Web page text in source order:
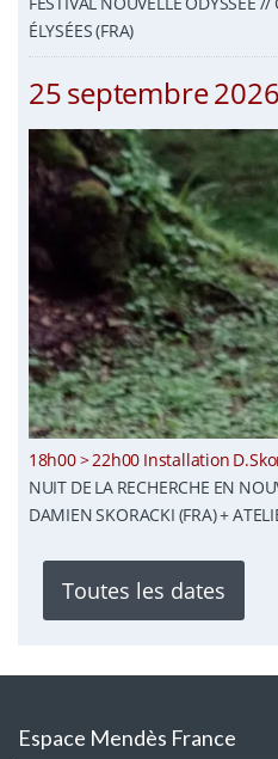
ÉLYSÉES (FRA)
25 septembre 2026
18h00 > 22h00 Installation
NUIT DE LA RECHERCHE EN
DAMIEN SKORACKI (FRA) +
Toutes les dates
Espace Mendès France